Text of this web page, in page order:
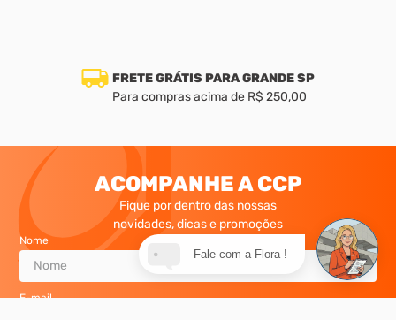
FRETE GRÁTIS PARA GRANDE SP
Para compras acima de R$ 250,00
ACOMPANHE A CCP
Fique por dentro das nossas
novidades, dicas e promoções
Nome
E-mail
Fale com a Flora !